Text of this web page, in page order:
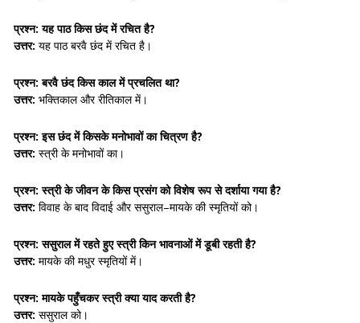
प्रश्न: यह पाठ किस छंद में रचित है?
उत्तर: यह पाठ बरवै छंद में रचित है।
प्रश्न: बरवै छंद किस काल में प्रचलित था?
उत्तर: भक्तिकाल और रीतिकाल में।
प्रश्न: इस छंद में किसके मनोभावों का चित्रण है?
उत्तर: स्त्री के मनोभावों का।
प्रश्न: स्त्री के जीवन के किस प्रसंग को विशेष रूप से दर्शाया गया है?
उत्तर: विवाह के बाद विदाई और ससुराल–मायके की स्मृतियों को।
प्रश्न: ससुराल में रहते हुए स्त्री किन भावनाओं में डूबी रहती है?
उत्तर: मायके की मधुर स्मृतियों में।
प्रश्न: मायके पहुँचकर स्त्री क्या याद करती है?
उत्तर: ससुराल को।